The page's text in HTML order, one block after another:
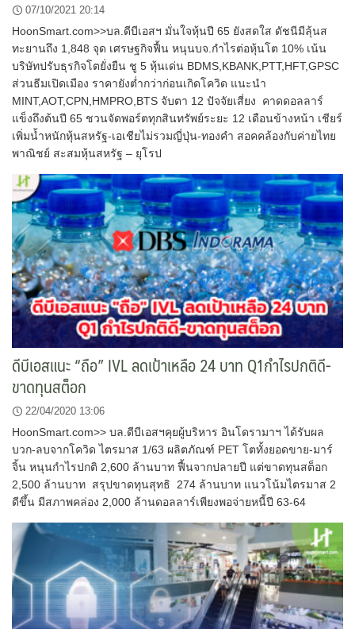
07/10/2021 20:14
HoonSmart.com>>บล.ดีบีเอสฯ มั่นใจหุ้นปี 65 ยังสดใส ดัชนีมีลุ้นส
ทะยานถึง 1,848 จุด เศรษฐกิจฟื้น หนุนบจ.กำไรต่อหุ้นโต 10% เน้น
บริษัทปรับธุรกิจโตยั่งยืน ชู 5 หุ้นเด่น BDMS,KBANK,PTT,HFT,GPSC
ส่วนธีมเปิดเมือง ราคายังต่ำกว่าก่อนเกิดโควิด แนะนำ
MINT,AOT,CPN,HMPRO,BTS จับตา 12 ปัจจัยเสี่ยง คาดดอลลาร์
แข็งถึงต้นปี 65 ชวนจัดพอร์ตทุกสินทรัพย์ระยะ 12 เดือนข้างหน้า เชียร์
เพิ่มน้ำหนักหุ้นสหรัฐ-เอเชียไม่รวมญี่ปุ่น-ทองคำ สอคคล้องกับค่ายไทย
พาณิชย์ สะสมหุ้นสหรัฐ – ยุโรป
ดีบีเอสแนะ “ถือ” IVL ลดเป้าเหลือ 24 บาท Q1กำไรปกติดี-
ขาดทุนสต็อก
22/04/2020 13:06
HoonSmart.com>> บล.ดีบีเอสฯคุยผู้บริหาร อินโดรามาฯ ได้รับผล
บวก-ลบจากโควิด ไตรมาส 1/63 ผลิตภัณฑ์ PET โตทั้งยอดขาย-มาร์
จิ้น หนุนกำไรปกติ 2,600 ล้านบาท ฟื้นจากปลายปี แต่ขาดทุนสต็อก
2,500 ล้านบาท สรุปขาดทุนสุทธิ 274 ล้านบาท แนวโน้มไตรมาส 2
ดีขึ้น มีสภาพคล่อง 2,000 ล้านดอลลาร์เพียงพอจ่ายหนี้ปี 63-64